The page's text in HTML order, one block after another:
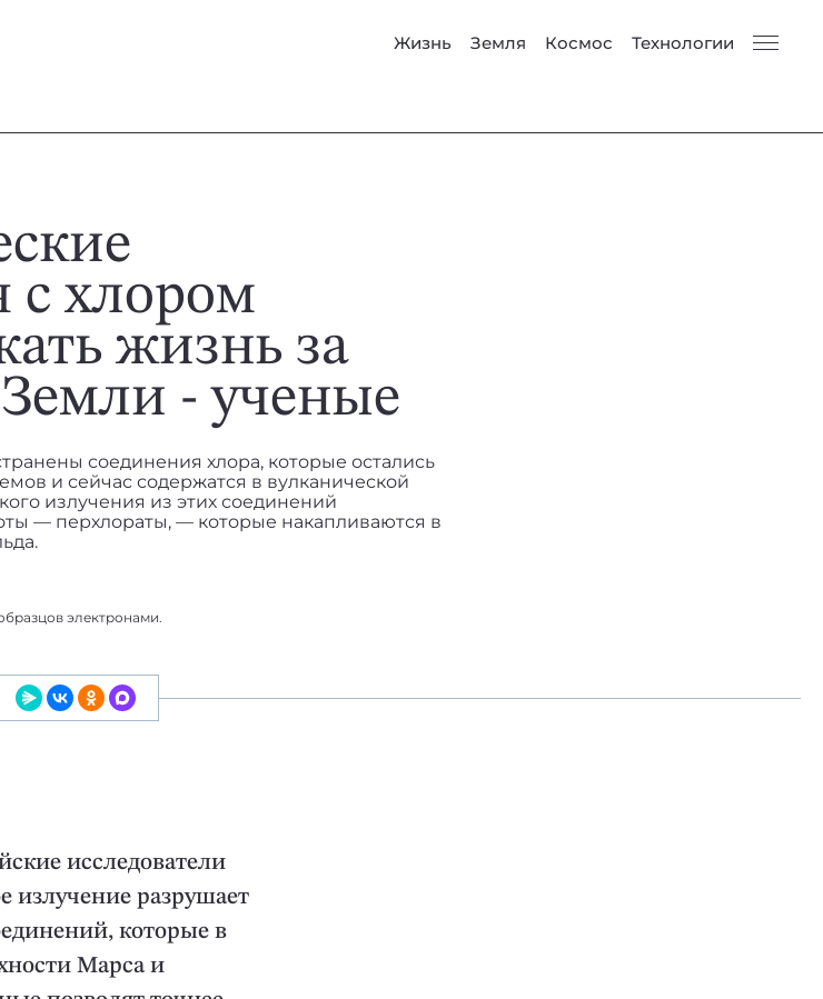
Жизнь Земля Космос Технологии
с хлором
жизнь за
- ученые
соединения хлора, которые остались
и сейчас содержатся в вулканической
излучения из этих соединений
— перхлораты, — которые накапливаются в
электронами.
исследователи
излучение разрушает
которые в
Марса и